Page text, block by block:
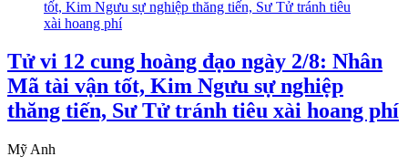
Tử vi 12 cung hoàng đạo ngày 2/8: Nhân
Mã tài vận tốt, Kim Ngưu sự nghiệp
thăng tiến, Sư Tử tránh tiêu xài hoang phí
Mỹ Anh